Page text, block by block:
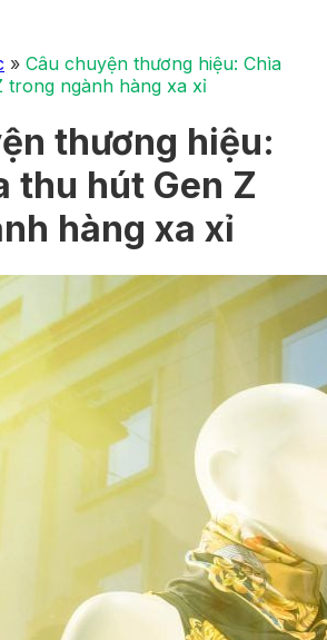
» Câu chuyện thương hiệu: Chìa
trong ngành hàng xa xỉ
thương hiệu:
thu hút Gen Z
hàng xa xỉ